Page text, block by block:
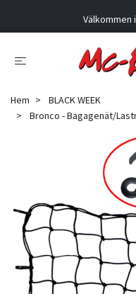
Välkommen
Hem
BLACK WEEK
Bronco - Bagagenät/